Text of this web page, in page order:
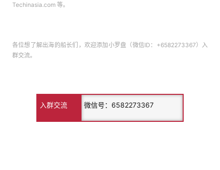
Techinasia.com 等。
各位想了解出海的船长们，欢迎添加小罗盘（微信ID：+6582273367）入
群交流。
入群交流 微信号：6582273367